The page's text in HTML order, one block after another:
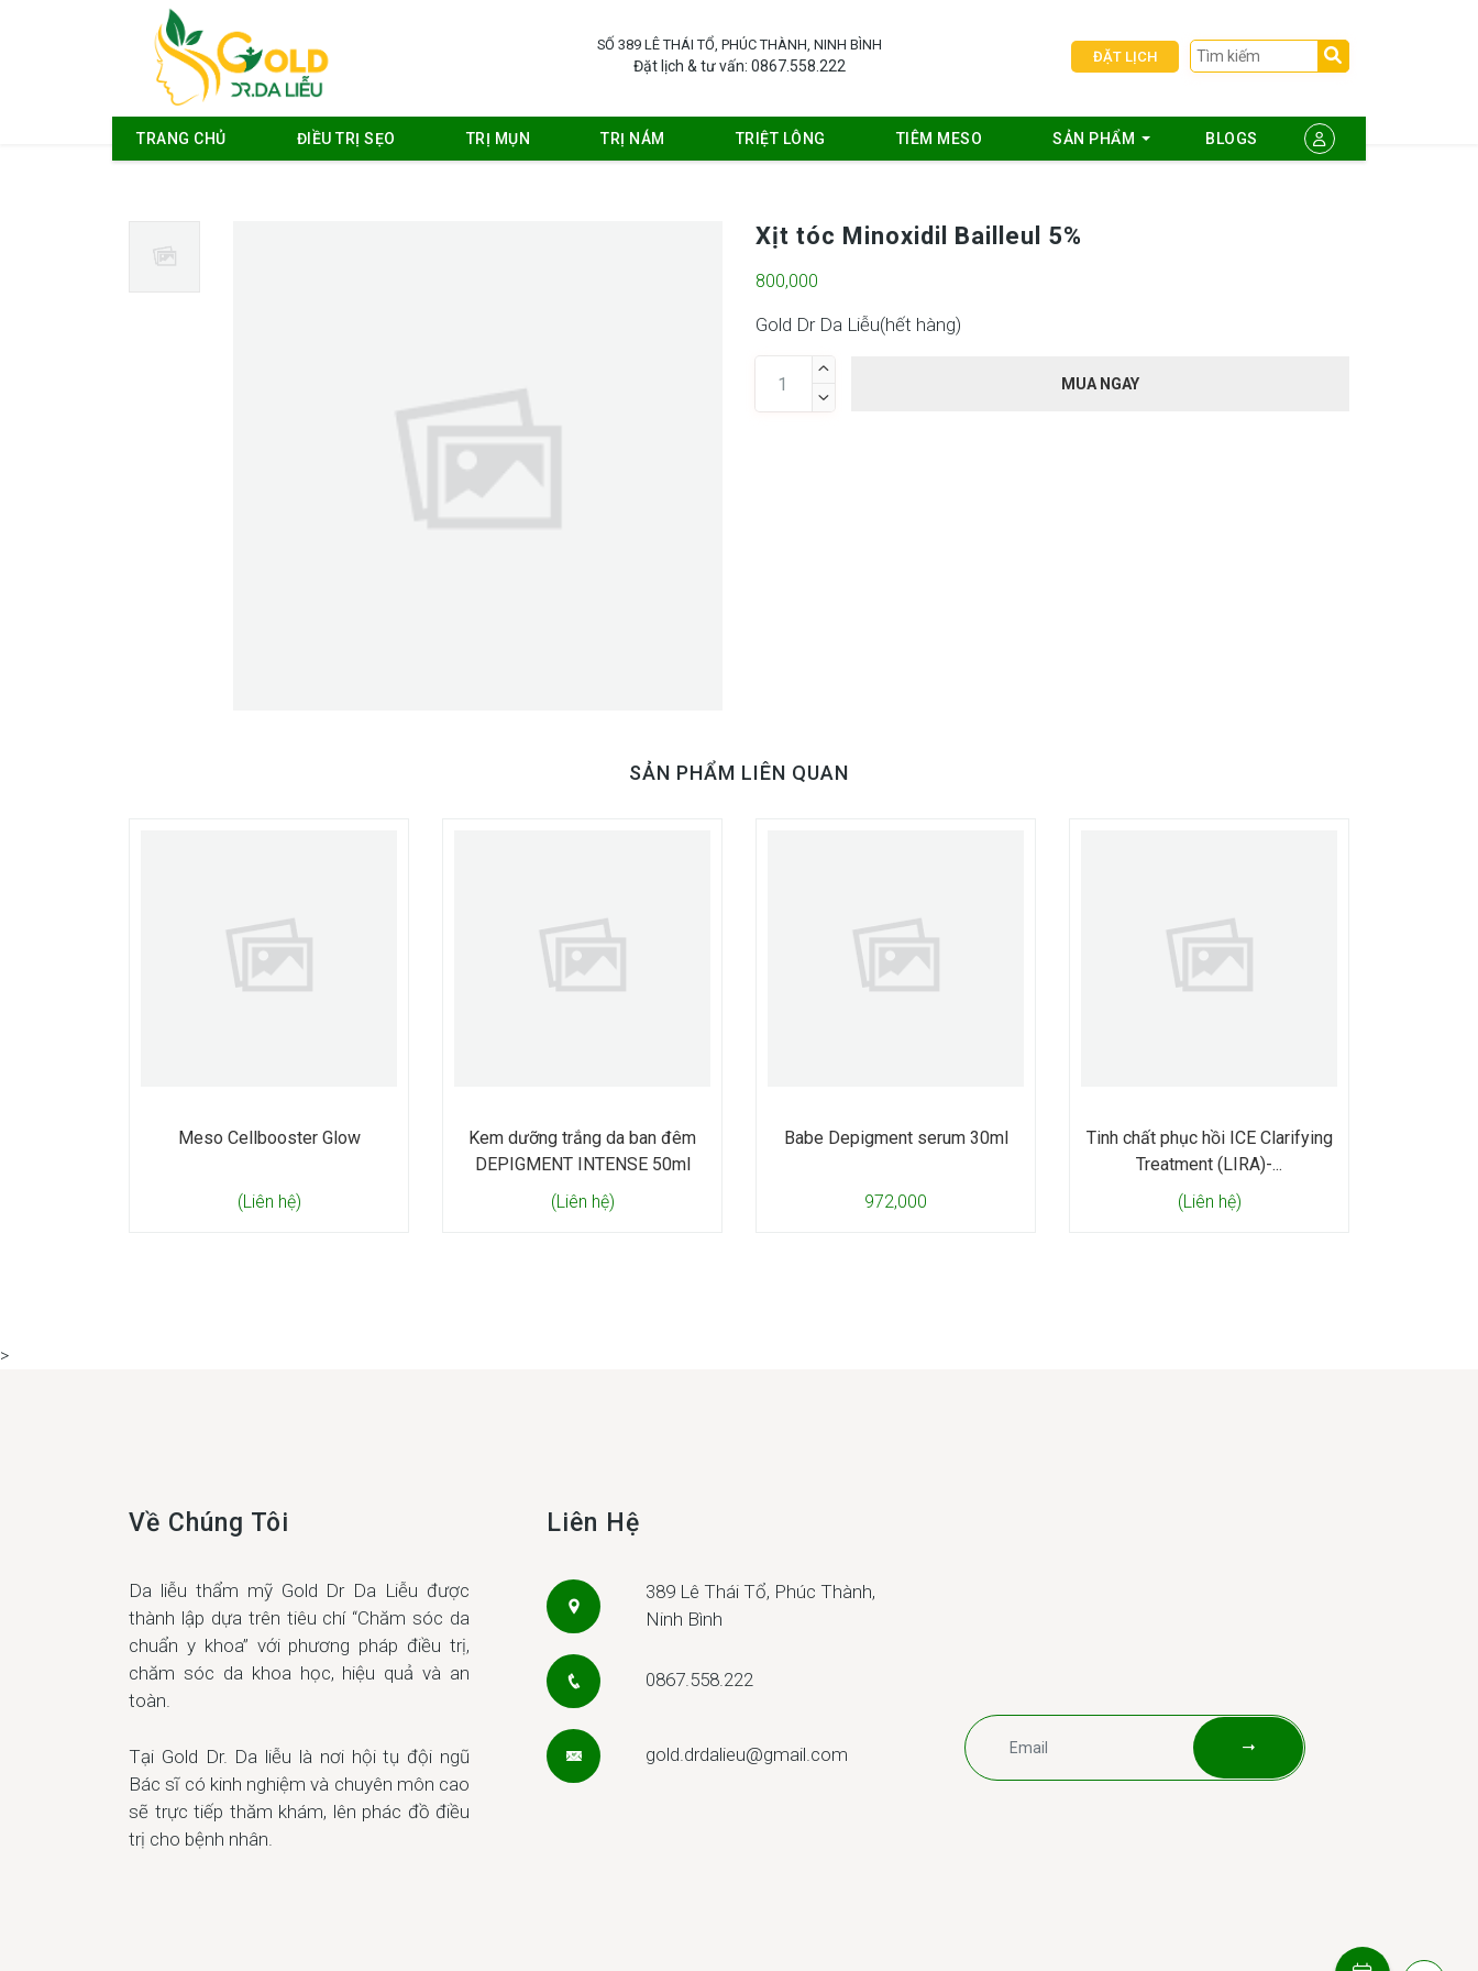
SỐ 389 LÊ THÁI TỔ, PHÚC THÀNH, NINH BÌNH
Đặt lịch & tư vấn: 0867.558.222
ĐẶT LỊCH
TRANG CHỦ ĐIỀU TRỊ SẸO TRỊ MỤN TRỊ NÁM TRIỆT LÔNG TIÊM MESO SẢN PHẨM BLOGS
Xịt tóc Minoxidil Bailleul 5%
800,000
Gold Dr Da Liễu(hết hàng)


MUA NGAY
SẢN PHẨM LIÊN QUAN
Meso Cellbooster Glow
(Liên hệ)
Kem dưỡng trắng da ban đêm
DEPIGMENT INTENSE 50ml
(Liên hệ)
Babe Depigment serum 30ml
972,000
Tinh chất phục hồi ICE Clarifying
Treatment (LIRA)-...
(Liên hệ)
>
Về Chúng Tôi
Da liễu thẩm mỹ Gold Dr Da Liễu được
thành lập dựa trên tiêu chí “Chăm sóc da
chuẩn y khoa” với phương pháp điều trị,
chăm sóc da khoa học, hiệu quả và an
toàn.
Tại Gold Dr. Da liễu là nơi hội tụ đội ngũ
Bác sĩ có kinh nghiệm và chuyên môn cao
sẽ trực tiếp thăm khám, lên phác đồ điều
trị cho bệnh nhân.
Liên Hệ
389 Lê Thái Tổ, Phúc Thành,
Ninh Bình
0867.558.222
gold.drdalieu@gmail.com